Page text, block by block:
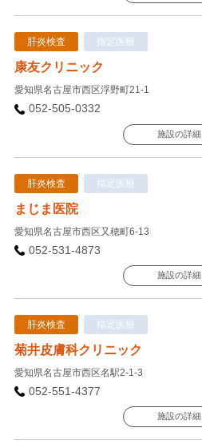
肝炎検査 指定医療
康友クリニック
愛知県名古屋市西区浮野町21-1
052-505-0332
施設の詳細
肝炎検査 指定医療
まじま医院
愛知県名古屋市西区又穂町6-13
052-531-4873
施設の詳細
肝炎検査 指定医療
菊井皮膚科クリニック
愛知県名古屋市西区名駅2-1-3
052-551-4377
施設の詳細